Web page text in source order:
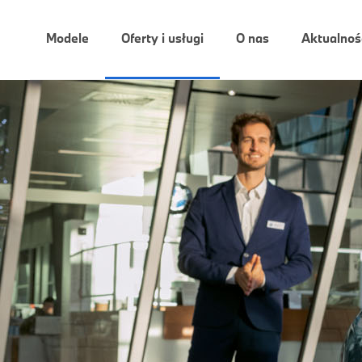
Modele Oferty i usługi O nas
Oferty i Usługi Dealera.